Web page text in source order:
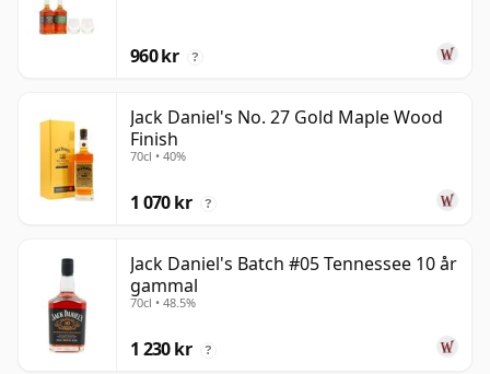
960 kr ?
Jack Daniel's No. 27 Gold Maple Wood
Finish
70cl • 40%
1 070 kr ?
Jack Daniel's Batch #05 Tennessee 10 år
gammal
70cl • 48.5%
1 230 kr ?